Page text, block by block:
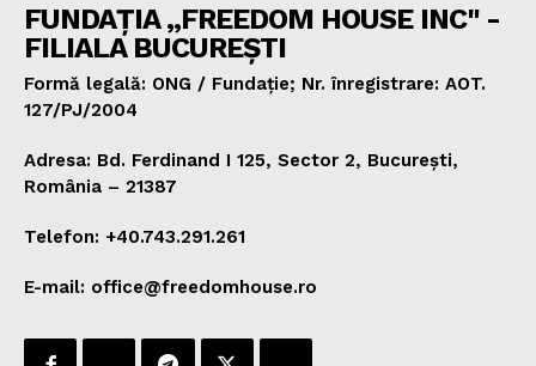
FUNDAȚIA „FREEDOM HOUSE INC" -
FILIALA BUCUREȘTI
Formă legală: ONG / Fundație; Nr. înregistrare: AOT.
127/PJ/2004
Adresa: Bd. Ferdinand I 125, Sector 2, București,
România – 21387
Telefon: +40.743.291.261
E-mail: office@freedomhouse.ro